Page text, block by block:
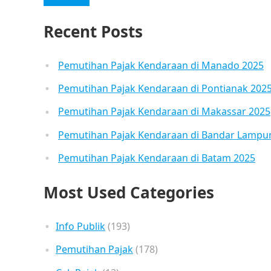
Recent Posts
Pemutihan Pajak Kendaraan di Manado 2025
Pemutihan Pajak Kendaraan di Pontianak
Pemutihan Pajak Kendaraan di Makassar 2025
Pemutihan Pajak Kendaraan di Bandar
Pemutihan Pajak Kendaraan di Batam 2025
Most Used Categories
Info Publik(193)
Pemutihan Pajak(178)